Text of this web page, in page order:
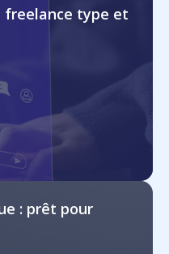
freelance type et
: prêt pour